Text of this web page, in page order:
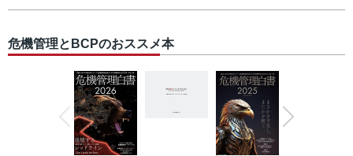
危機管理とBCPのおススメ本